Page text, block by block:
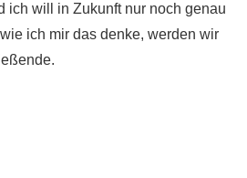
ich will in Zukunft nur noch genau
ich mir das denke, werden wir